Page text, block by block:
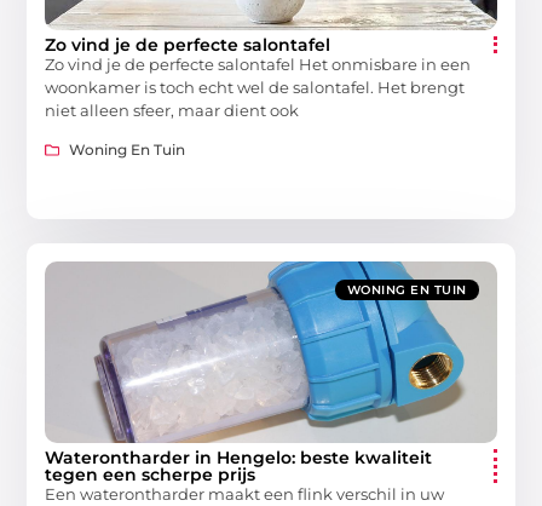
Zo vind je de perfecte salontafel
Zo vind je de perfecte salontafel Het onmisbare in een
woonkamer is toch echt wel de salontafel. Het brengt
niet alleen sfeer, maar dient ook
Woning En Tuin
WONING EN TUIN
Waterontharder in Hengelo: beste kwaliteit
tegen een scherpe prijs
Een waterontharder maakt een flink verschil in uw